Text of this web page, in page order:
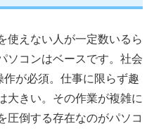
使えない人が一定数いるら
ソコンはベースです。社会
が必須。仕事に限らず趣
大きい。その作業が複雑に
圧倒する存在なのがパソコ